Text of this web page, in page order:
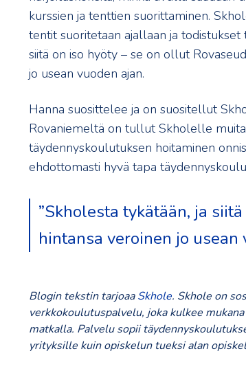
kurssien ja tenttien suorittaminen.
tentit suoritetaan ajallaan ja
siitä on iso hyöty – se on ollut
jo usean vuoden ajan.
Hanna suosittelee ja on suositellut
Rovaniemeltä on tullut Skholelle
täydennyskoulutuksen hoitaminen
ehdottomasti hyvä tapa
”Skholesta tykätään, ja
hintansa veroinen jo usean
Blogin tekstin tarjoaaSkhole. Skhole on
verkkokoulutuspalvelu, joka kulkee
matkalla. Palvelu sopii
yrityksille kuin opiskelun tueksi alan